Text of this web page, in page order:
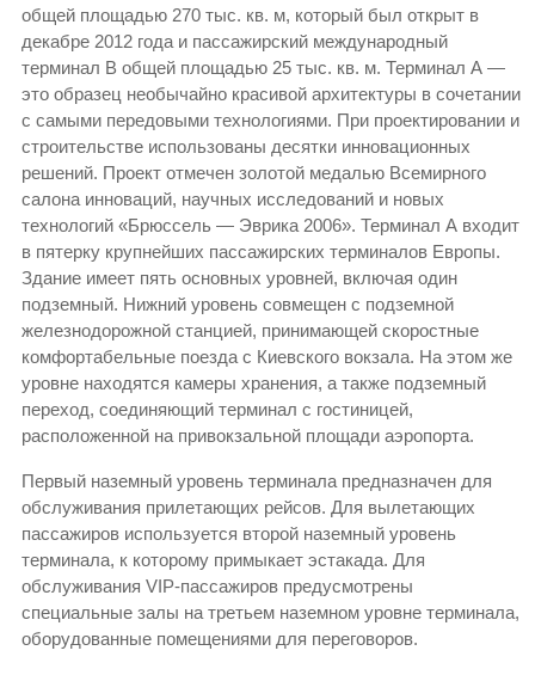
общей площадью 270 тыс. кв. м, который был открыт в
декабре 2012 года и пассажирский международный
терминал В общей площадью 25 тыс. кв. м. Терминал А —
это образец необычайно красивой архитектуры в сочетании
с самыми передовыми технологиями. При проектировании и
строительстве использованы десятки инновационных
решений. Проект отмечен золотой медалью Всемирного
салона инноваций, научных исследований и новых
технологий «Брюссель — Эврика 2006». Терминал А входит
в пятерку крупнейших пассажирских терминалов Европы.
Здание имеет пять основных уровней, включая один
подземный. Нижний уровень совмещен с подземной
железнодорожной станцией, принимающей скоростные
комфортабельные поезда с Киевского вокзала. На этом же
уровне находятся камеры хранения, а также подземный
переход, соединяющий терминал с гостиницей,
расположенной на привокзальной площади аэропорта.
Первый наземный уровень терминала предназначен для
обслуживания прилетающих рейсов. Для вылетающих
пассажиров используется второй наземный уровень
терминала, к которому примыкает эстакада. Для
обслуживания VIP-пассажиров предусмотрены
специальные залы на третьем наземном уровне терминала,
оборудованные помещениями для переговоров.